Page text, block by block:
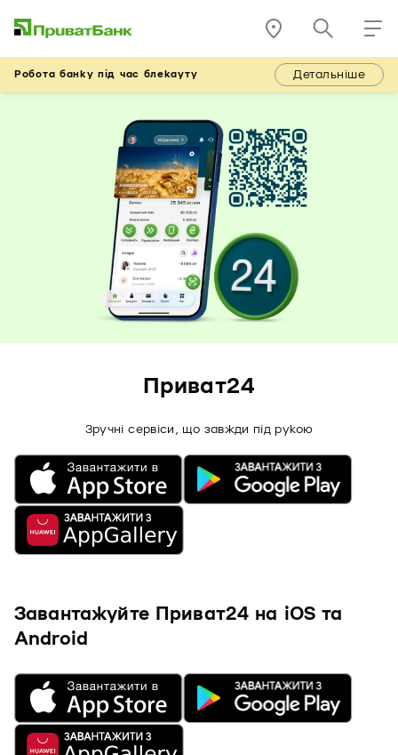
Робота банку під час блекауту Детальніше
Приват24
Зручні сервіси, що завжди під рукою
Завантажуйте Приват24 на iOS та
Android